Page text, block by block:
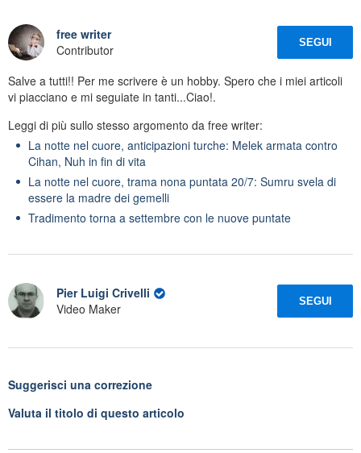
free writer
Contributor
SEGUI
Salve a tutti!! Per me scrivere è un hobby. Spero che i miei articoli
vi piacciano e mi seguiate in tanti...Ciao!.
Leggi di più sullo stesso argomento da free writer:
La notte nel cuore, anticipazioni turche: Melek armata contro
Cihan, Nuh in fin di vita
La notte nel cuore, trama nona puntata 20/7: Sumru svela di
essere la madre dei gemelli
Tradimento torna a settembre con le nuove puntate
Pier Luigi Crivelli
Video Maker
SEGUI
Suggerisci una correzione
Valuta il titolo di questo articolo